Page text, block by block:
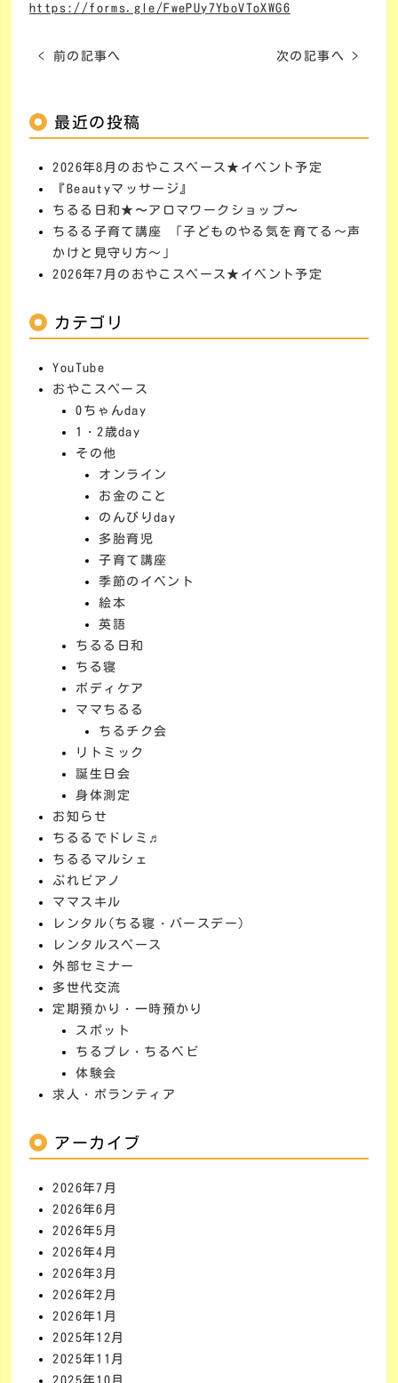
https://forms.gle/FwePUy7YboVToXWG6
< 前の記事へ 次の記事へ >
最近の投稿
2026年8月のおやこスペース★イベント予定
『Beautyマッサージ』
ちるる日和★〜アロマワークショップ〜
ちるる子育て講座 「子どものやる気を育てる～声
かけと見守り方～」
2026年7月のおやこスペース★イベント予定
カテゴリ
YouTube
おやこスペース
0ちゃんday
1・2歳day
その他
オンライン
お金のこと
のんびりday
多胎育児
子育て講座
季節のイベント
絵本
英語
ちるる日和
ちる寝
ボディケア
ママちるる
ちるチク会
リトミック
誕生日会
身体測定
お知らせ
ちるるでドレミ♬
ちるるマルシェ
ぷれピアノ
ママスキル
レンタル(ちる寝・バースデー)
レンタルスペース
外部セミナー
多世代交流
定期預かり・一時預かり
スポット
ちるプレ・ちるベビ
体験会
求人・ボランティア
アーカイブ
2026年7月
2026年6月
2026年5月
2026年4月
2026年3月
2026年2月
2026年1月
2025年12月
2025年11月
2025年10月